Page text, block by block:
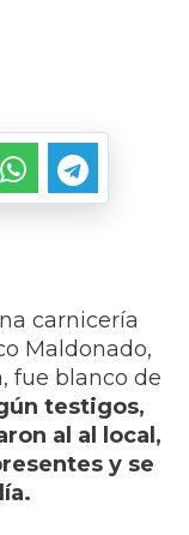
carnicería
Maldonado,
fue blanco de
testigos,
al al local,
y se